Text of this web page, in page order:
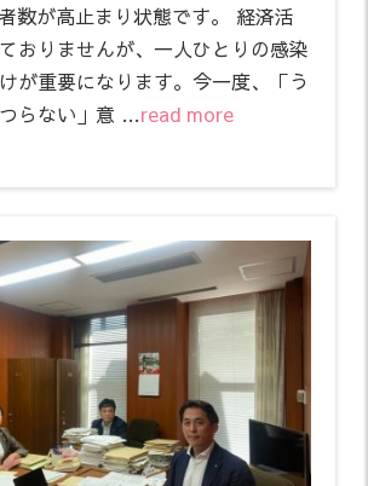
数が高止まり状態です。 経済活
おりませんが、一人ひとりの感染
が重要になります。今一度、「う
らない」意 …read more